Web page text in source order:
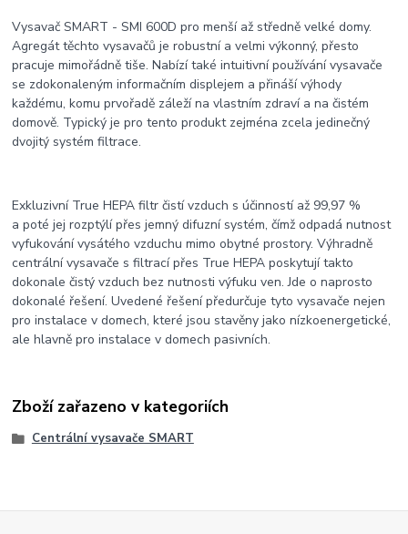
Vysavač SMART - SMI 600D pro menší až středně velké domy.
Agregát těchto vysavačů je robustní a velmi výkonný, přesto
pracuje mimořádně tiše. Nabízí také intuitivní používání vysavače
se zdokonaleným informačním displejem a přináší výhody
každému, komu prvořadě záleží na vlastním zdraví a na čistém
domově. Typický je pro tento produkt zejména zcela jedinečný
dvojitý systém filtrace.
Exkluzivní True HEPA filtr čistí vzduch s účinností až 99,97 %
a poté jej rozptýlí přes jemný difuzní systém, čímž odpadá nutnost
vyfukování vysátého vzduchu mimo obytné prostory. Výhradně
centrální vysavače s filtrací přes True HEPA poskytují takto
dokonale čistý vzduch bez nutnosti výfuku ven. Jde o naprosto
dokonalé řešení. Uvedené řešení předurčuje tyto vysavače nejen
pro instalace v domech, které jsou stavěny jako nízkoenergetické,
ale hlavně pro instalace v domech pasivních.
Zboží zařazeno v kategoriích
Centrální vysavače SMART